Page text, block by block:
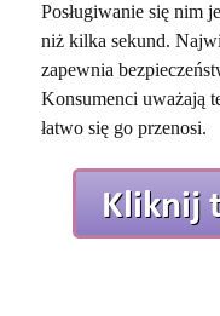
Posługiwanie się nim
niż kilka sekund.
zapewnia
Konsumenci uważają
łatwo się go przenosi.